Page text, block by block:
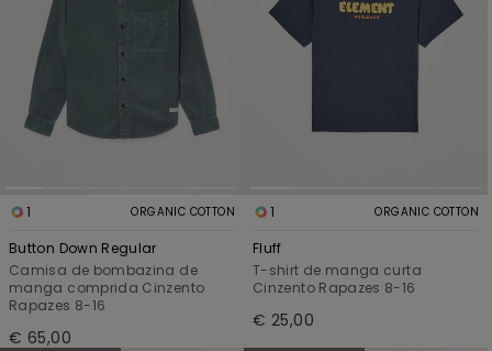
1 ORGANIC COTTON
Button Down Regular
Camisa de bombazina de
manga comprida Cinzento
Rapazes 8-16
€ 65,00
1 ORGANIC COTTON
Fluff
T-shirt de manga curta
Cinzento Rapazes 8-16
€ 25,00